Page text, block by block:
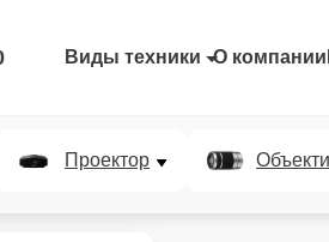
Виды техники О компании
Проектор